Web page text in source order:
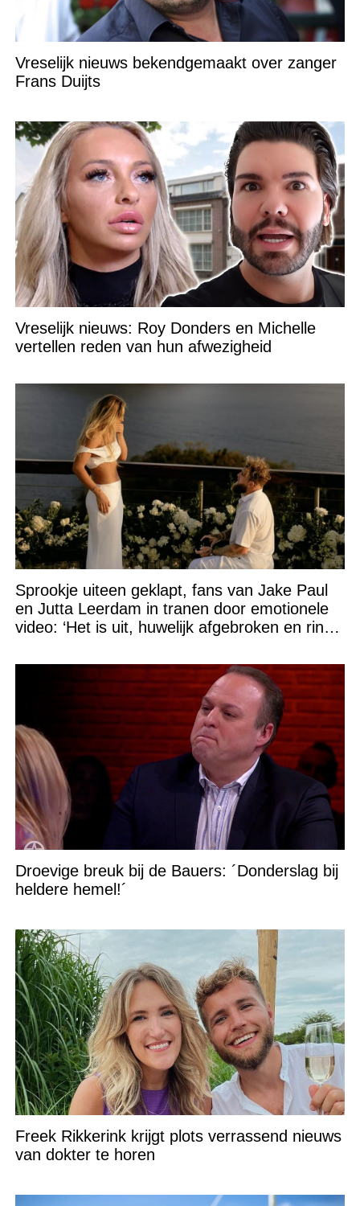
Vreselijk nieuws bekendgemaakt over zanger
Frans Duijts
Vreselijk nieuws: Roy Donders en Michelle
vertellen reden van hun afwezigheid
Sprookje uiteen geklapt, fans van Jake Paul
en Jutta Leerdam in tranen door emotionele
video: ‘Het is uit, huwelijk afgebroken en ring
Droevige breuk bij de Bauers: ´Donderslag bij
heldere hemel!´
Freek Rikkerink krijgt plots verrassend nieuws
van dokter te horen